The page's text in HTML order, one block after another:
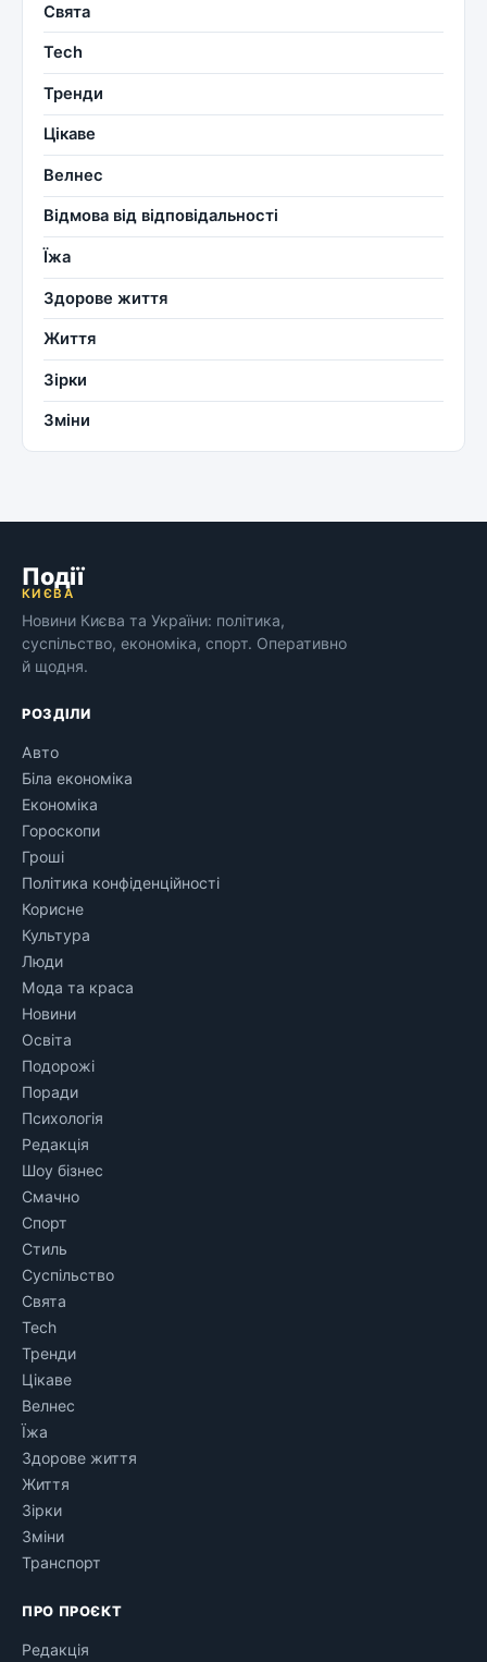
Свята
Tech
Тренди
Цікаве
Велнес
Відмова від відповідальності
Їжа
Здорове життя
Життя
Зірки
Зміни
Події
КИЄВА
Новини Києва та України: політика,
суспільство, економіка, спорт. Оперативно
й щодня.
РОЗДІЛИ
Авто
Біла економіка
Економіка
Гороскопи
Гроші
Політика конфіденційності
Корисне
Культура
Люди
Мода та краса
Новини
Освіта
Подорожі
Поради
Психологія
Редакція
Шоу бізнес
Смачно
Спорт
Стиль
Суспільство
Свята
Tech
Тренди
Цікаве
Велнес
Їжа
Здорове життя
Життя
Зірки
Зміни
Транспорт
ПРО ПРОЄКТ
Редакція